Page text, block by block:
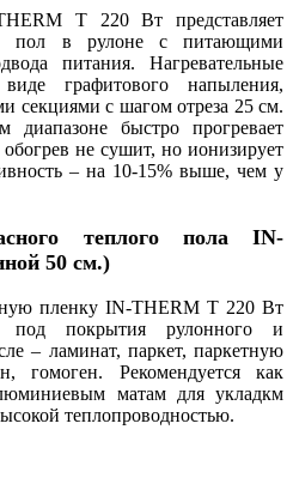
T 220 Вт представляет
пол в рулоне с питающими
питания. Нагревательные
графитового напыления,
секциями с шагом отреза 25 см.
диапазоне быстро прогревает
не сушит, но ионизирует
– на 10-15% выше, чем у
теплого пола IN-
50 см.)
пленку IN-THERM T 220 Вт
под покрытия рулонного и
– ламинат, паркет, паркетную
гомоген. Рекомендуется как
матам для укладкм
теплопроводностью.